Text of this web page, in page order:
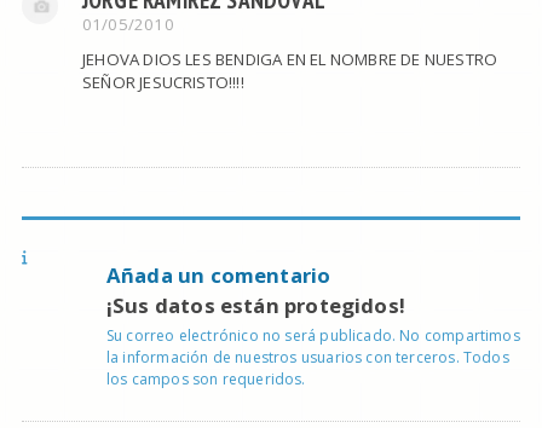
01/05/2010
JEHOVA DIOS LES BENDIGA EN EL NOMBRE DE NUESTRO
SEÑOR JESUCRISTO!!!!
Añada un comentario
¡Sus datos están protegidos!
Su correo electrónico no será publicado. No compartimos
la información de nuestros usuarios con terceros. Todos
los campos son requeridos.